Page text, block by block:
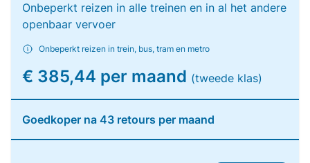
Onbeperkt reizen in alle treinen en in al het andere
openbaar vervoer
Onbeperkt reizen in trein, bus, tram en metro
€ 385,44 per maand (tweede klas)
Goedkoper na 43 retours per maand